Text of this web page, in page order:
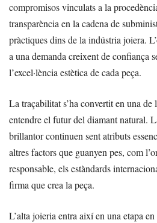
compromisos vinculats a la
transparència en la cadena de
pràctiques dins de la indústria joiera.
a una demanda creixent de confiança
l’excel·lència estètica de cada peça.
La traçabilitat s’ha convertit en una de
entendre el futur del diamant natural.
brillantor continuen sent atributs
altres factors que guanyen pes, com
responsable, els estàndards
firma que crea la peça.
L’alta joieria entra així en una etapa